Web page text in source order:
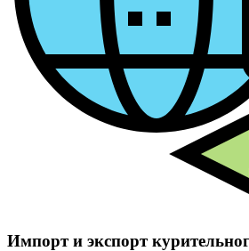
Импорт и экспорт